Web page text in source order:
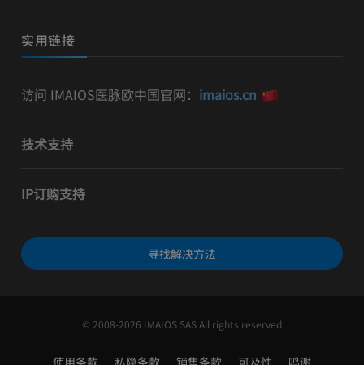
实用链接
访问 IMAIOS医脉欧中国官网： imaios.cn
技术支持
IP订购支持
寻找解决方法
© 2008-2026 IMAIOS SAS All rights reserved